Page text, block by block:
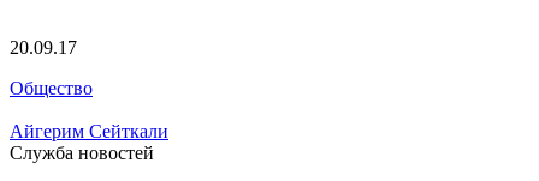
20.09.17
Общество
Айгерим Сейткали
Служба новостей